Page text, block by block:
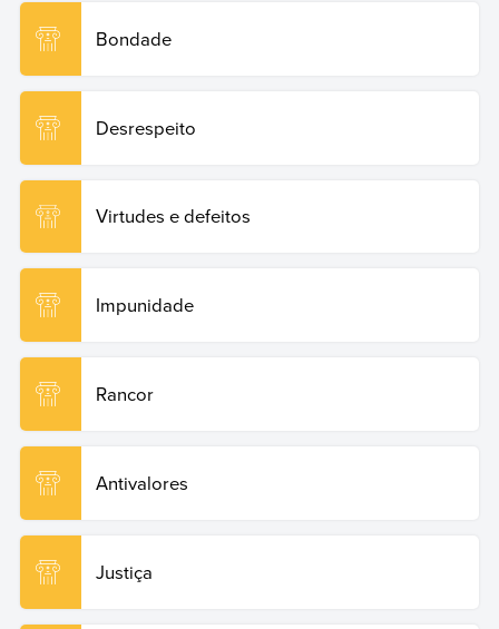
Exemplos
junho de 2026.
Copy Quote
Bondade
Desrespeito
Virtudes e defeitos
Impunidade
Rancor
Antivalores
Justiça